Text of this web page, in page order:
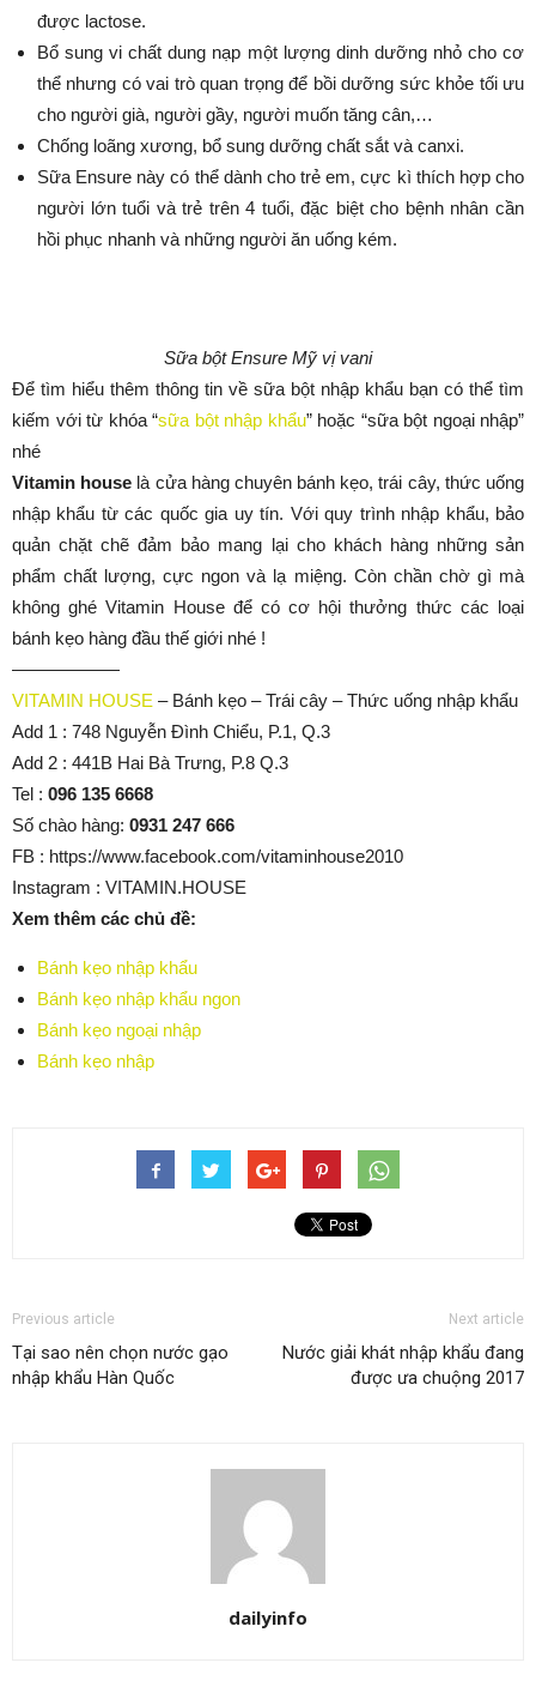
được lactose.
Bổ sung vi chất dung nạp một lượng dinh dưỡng nhỏ cho cơ
thể nhưng có vai trò quan trọng để bồi dưỡng sức khỏe tối ưu
cho người già, người gầy, người muốn tăng cân,…
Chống loãng xương, bổ sung dưỡng chất sắt và canxi.
Sữa Ensure này có thể dành cho trẻ em, cực kì thích hợp cho
người lớn tuổi và trẻ trên 4 tuổi, đặc biệt cho bệnh nhân cần
hồi phục nhanh và những người ăn uống kém.
Sữa bột Ensure Mỹ vị vani
Để tìm hiểu thêm thông tin về sữa bột nhập khẩu bạn có thể tìm
kiếm với từ khóa “sữa bột nhập khẩu” hoặc “sữa bột ngoại nhập”
nhé
Vitamin house là cửa hàng chuyên bánh kẹo, trái cây, thức uống
nhập khẩu từ các quốc gia uy tín. Với quy trình nhập khẩu, bảo
quản chặt chẽ đảm bảo mang lại cho khách hàng những sản
phẩm chất lượng, cực ngon và lạ miệng. Còn chần chờ gì mà
không ghé Vitamin House để có cơ hội thưởng thức các loại
bánh kẹo hàng đầu thế giới nhé !
——————
VITAMIN HOUSE – Bánh kẹo – Trái cây – Thức uống nhập khẩu
Add 1 : 748 Nguyễn Đình Chiểu, P.1, Q.3
Add 2 : 441B Hai Bà Trưng, P.8 Q.3
Tel : 096 135 6668
Số chào hàng: 0931 247 666
FB : https://www.facebook.com/vitaminhouse2010
Instagram : VITAMIN.HOUSE
Xem thêm các chủ đề:
Bánh kẹo nhập khẩu
Bánh kẹo nhập khẩu ngon
Bánh kẹo ngoại nhập
Bánh kẹo nhập
Previous article
Tại sao nên chọn nước gạo
nhập khẩu Hàn Quốc
Next article
Nước giải khát nhập khẩu đang
được ưa chuộng 2017
dailyinfo